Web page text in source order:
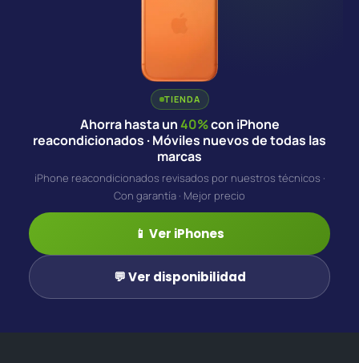
TIENDA
Ahorra hasta un40%con iPhone
reacondicionados · Móviles nuevos de todas las
marcas
iPhone reacondicionados revisados por nuestros técnicos ·
Con garantía · Mejor precio
📱 Ver iPhones
💬 Ver disponibilidad